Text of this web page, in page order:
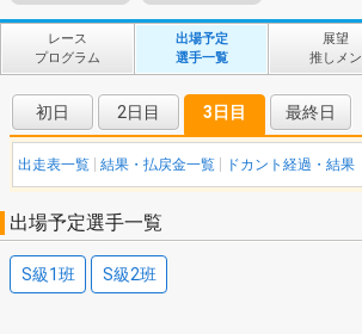
レース
プログラム
出場予定
選手一覧
展望
推しメン
初日 2日目 3日目
出走表一覧 結果・払戻金一覧 ドカント経過・結果
最終日
出場予定選手一覧
S級1班 S級2班